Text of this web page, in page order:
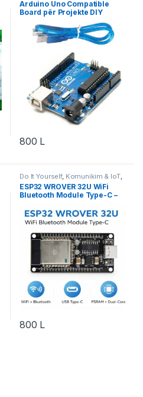
Arduino Uno Compatible
Board për Projekte DIY
800 L
Do It Yourself, Komunikim & IoT,
Microcontroller,Projekte &
Starter Kit,Robotika
ESP32 WROVER 32U WiFi
Bluetooth Module Type-C –
800 L